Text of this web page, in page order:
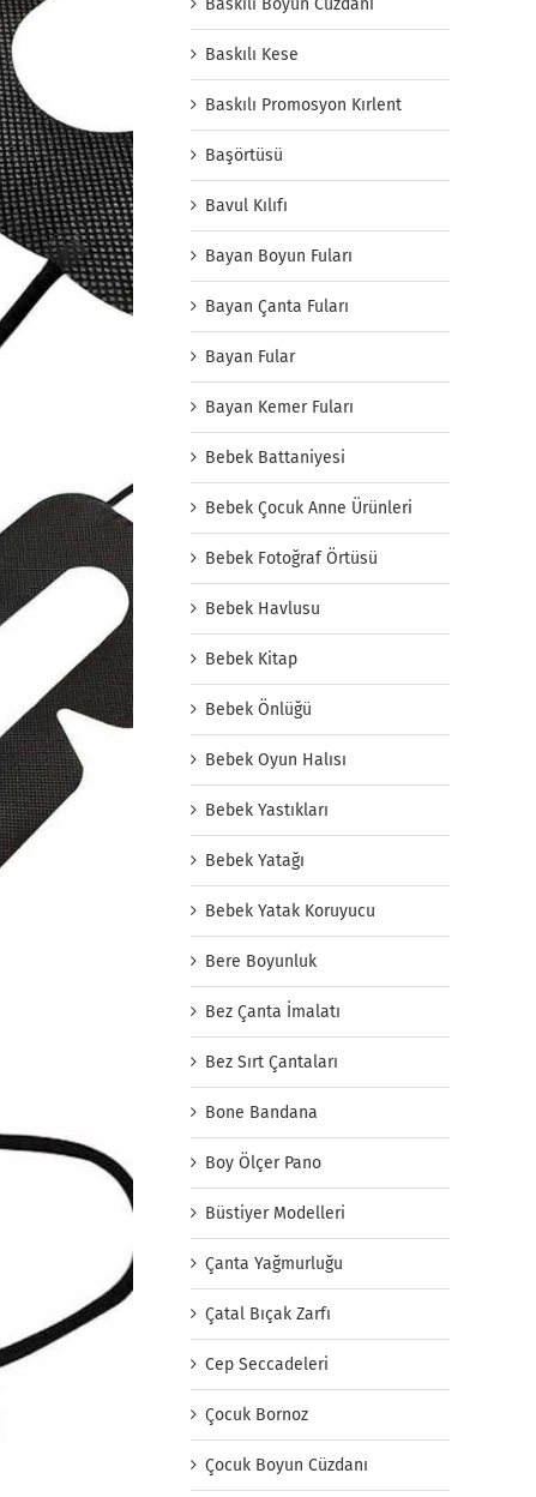
Baskılı Boyun Cüzdanı
Baskılı Kese
Baskılı Promosyon Kırlent
Başörtüsü
Bavul Kılıfı
Bayan Boyun Fuları
Bayan Çanta Fuları
Bayan Fular
Bayan Kemer Fuları
Bebek Battaniyesi
Bebek Çocuk Anne Ürünleri
Bebek Fotoğraf Örtüsü
Bebek Havlusu
Bebek Kitap
Bebek Önlüğü
Bebek Oyun Halısı
Bebek Yastıkları
Bebek Yatağı
Bebek Yatak Koruyucu
Bere Boyunluk
Bez Çanta İmalatı
Bez Sırt Çantaları
Bone Bandana
Boy Ölçer Pano
Büstiyer Modelleri
Çanta Yağmurluğu
Çatal Bıçak Zarfı
Cep Seccadeleri
Çocuk Bornoz
Çocuk Boyun Cüzdanı